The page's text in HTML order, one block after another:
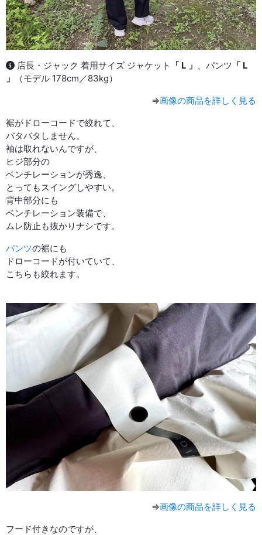
店長・ジャック 着用サイズ ジャケット 「 L 」 、パンツ 「 L
」
（モデル 178cm／83kg）
⇒画像の商品を詳しく見る
裾がドローコードで絞れて、
バタバタしません。
袖は取れないんですが、
ヒジ部分の
ベンチレーションが秀逸、
とってもスイングしやすい。
背中部分にも
ベンチレーション装備で、
ムレ防止も抜かりナシです。
パンツの裾にも
ドローコードが付いていて、
こちらも絞れます。
⇒画像の商品を詳しく見る
フード付きなのですが、